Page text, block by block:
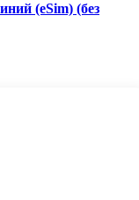
(eSim) (без